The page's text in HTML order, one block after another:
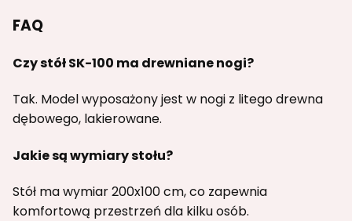
FAQ
Czy stół SK-100 ma drewniane nogi?
Tak. Model wyposażony jest w nogi z litego drewna
dębowego, lakierowane.
Jakie są wymiary stołu?
Stół ma wymiar 200x100 cm, co zapewnia
komfortową przestrzeń dla kilku osób.